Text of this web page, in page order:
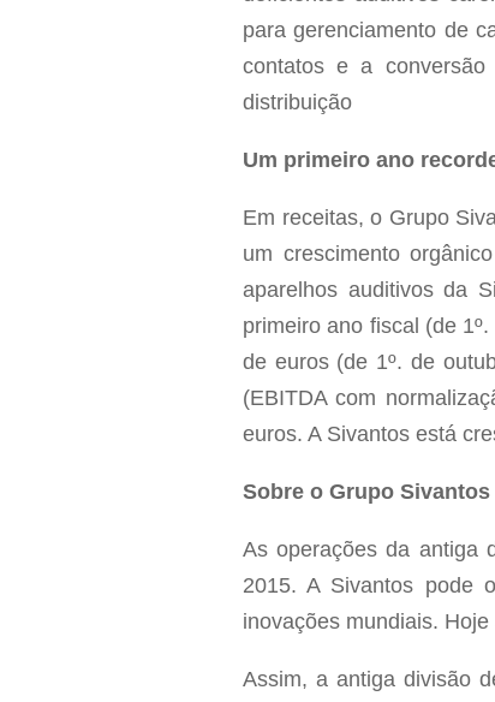
para gerenciamento de
contatos e a
distribuição
Um primeiro ano
Em receitas, o Grupo
um crescimento
aparelhos auditivos da
primeiro ano fiscal (de
de euros (de 1º. de
(EBITDA com
euros. A Sivantos está
Sobre o Grupo Sivantos
As operações da antiga
2015. A Sivantos pode
inovações mundiais.
Assim, a antiga divisão